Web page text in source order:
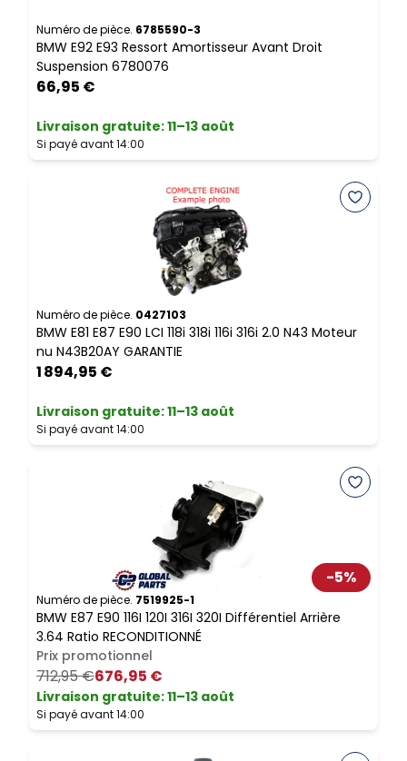
Numéro de pièce. 6785590-3
BMW E92 E93 Ressort Amortisseur Avant Droit
Suspension 6780076
66,95 €
Livraison gratuite:11–13 août
Si payé avant 14:00
Numéro de pièce. 0427103
BMW E81 E87 E90 LCI 118i 318i 116i 316i 2.0 N43 Moteur
nu N43B20AY GARANTIE
1 894,95 €
Livraison gratuite:11–13 août
Si payé avant 14:00
-5%
Numéro de pièce. 7519925-1
BMW E87 E90 116I 120I 316I 320I Différentiel Arrière
3.64 Ratio RECONDITIONNÉ
Prix promotionnel
712,95 €676,95 €
Livraison gratuite:11–13 août
Si payé avant 14:00